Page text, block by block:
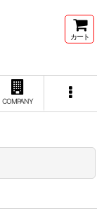
カート
COMPANY